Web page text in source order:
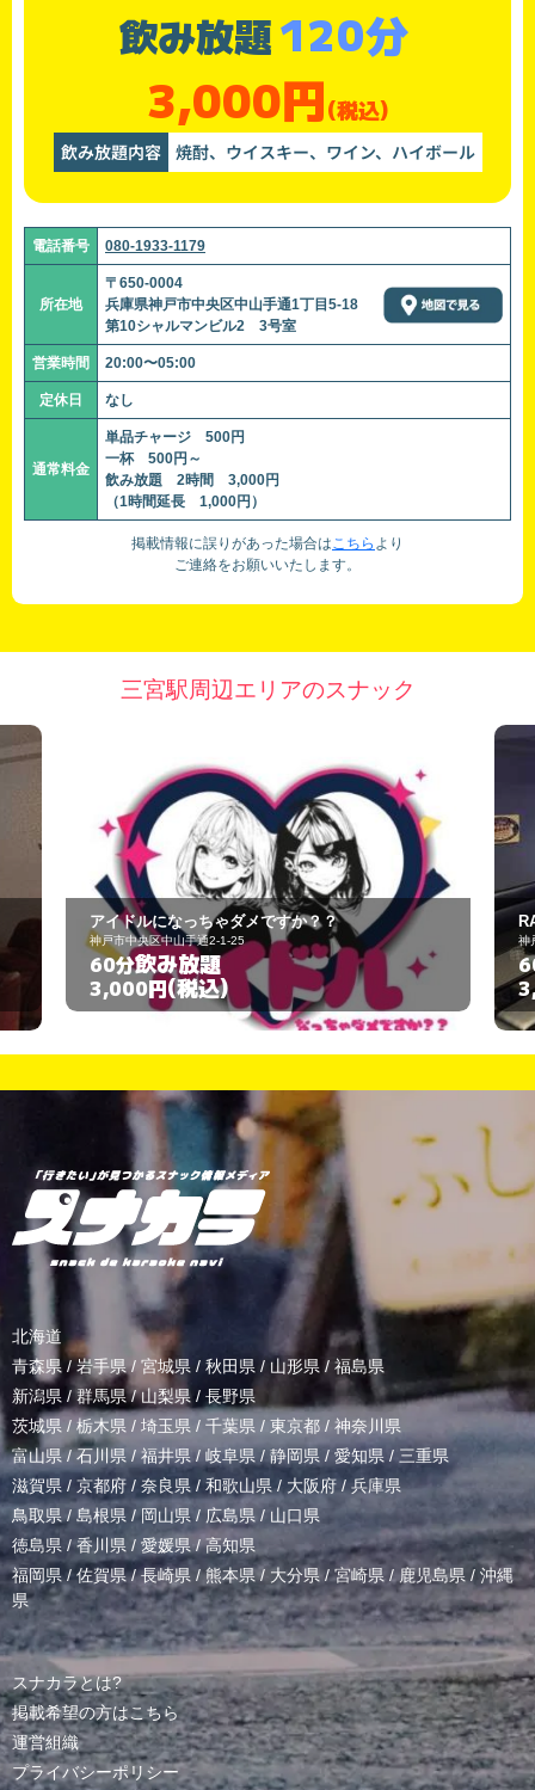
飲み放題120分
3,000円(税込)
飲み放題内容 焼酎、ウイスキー、ワイン、ハイボール
電話番号 080-1933-1179
所在地
〒650-0004
兵庫県神戸市中央区中山手通1丁目5-18
第10シャルマンビル2 3号室
営業時間 20:00〜05:00
定休日 なし
通常料金
単品チャージ 500円
一杯 500円～
飲み放題 2時間 3,000円
（1時間延長 1,000円）
掲載情報に誤りがあった場合はこちら より
ご連絡をお願いいたします。
三宮駅周辺エリアのスナック
RAFTEL
神戸市中央区中山手通1-6-2
60分飲み放題
3,000円(税込)
北海道
青森県 / 岩手県/ 宮城県 / 秋田県 / 山形県/ 福島県
新潟県 /群馬県/山梨県 / 長野県
茨城県 / 栃木県 / 埼玉県 / 千葉県 / 東京都 / 神奈川県
富山県 /石川県/福井県/岐阜県 / 静岡県 / 愛知県 / 三重県
滋賀県 / 京都府 / 奈良県 / 和歌山県/ 大阪府 /兵庫県
鳥取県/ 島根県 /岡山県/ 広島県 / 山口県
徳島県 /香川県 / 愛媛県/高知県
福岡県/佐賀県/長崎県 /熊本県/ 大分県/宮崎県 /鹿児島県 / 沖縄
県
スナカラとは?
掲載希望の方はこちら
運営組織
プライバシーポリシー